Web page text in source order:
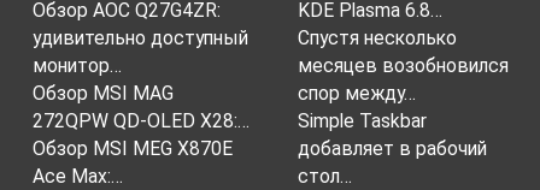
Обзор AOC Q27G4ZR:
удивительно доступный
монитор…
Обзор MSI MAG
272QPW QD-OLED X28:…
Обзор MSI MEG X870E
Ace Max:…
KDE Plasma 6.8…
Спустя несколько
месяцев возобновился
спор между…
Simple Taskbar
добавляет в рабочий
стол…